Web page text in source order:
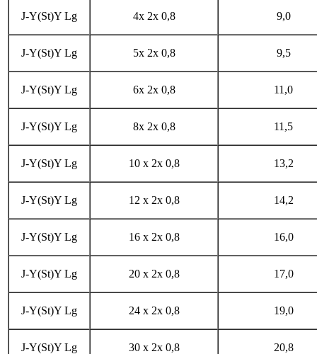
J-Y(St)Y Lg 4x 2x 0,8 9,0
J-Y(St)Y Lg 5x 2x 0,8 9,5
J-Y(St)Y Lg 6x 2x 0,8 11,0
J-Y(St)Y Lg 8x 2x 0,8 11,5
J-Y(St)Y Lg 10 x 2x 0,8 13,2
J-Y(St)Y Lg 12 x 2x 0,8 14,2
J-Y(St)Y Lg 16 x 2x 0,8 16,0
J-Y(St)Y Lg 20 x 2x 0,8 17,0
J-Y(St)Y Lg 24 x 2x 0,8 19,0
J-Y(St)Y Lg 30 x 2x 0,8 20,8